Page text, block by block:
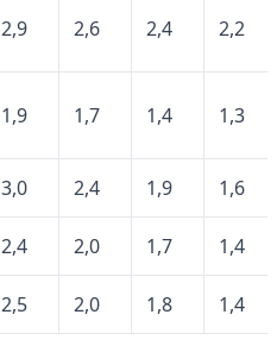
2,9 2,6 2,4 2,2
1,9 1,7 1,4 1,3
3,0 2,4 1,9 1,6
2,4 2,0 1,7 1,4
2,5 2,0 1,8 1,4